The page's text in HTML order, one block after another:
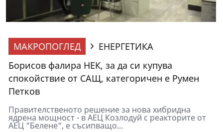
МАКРОПОГЛЕД
ЕНЕРГЕТИКА
Борисов фалира НЕК, за да си купува
спокойствие от САЩ, категоричен е Румен
Петков
Правителственото решение за нова хибридна
ядрена мощност - в АЕЦ Козлодуй с реакторите от
АЕЦ "Белене", е съсипващо...